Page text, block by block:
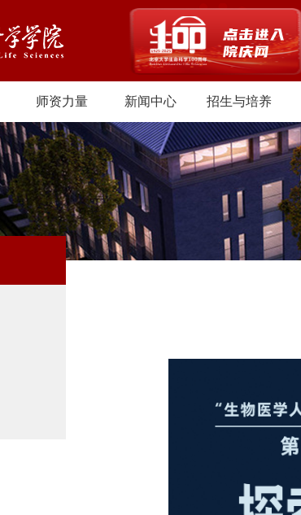
师资力量 新闻中心 招生与培养